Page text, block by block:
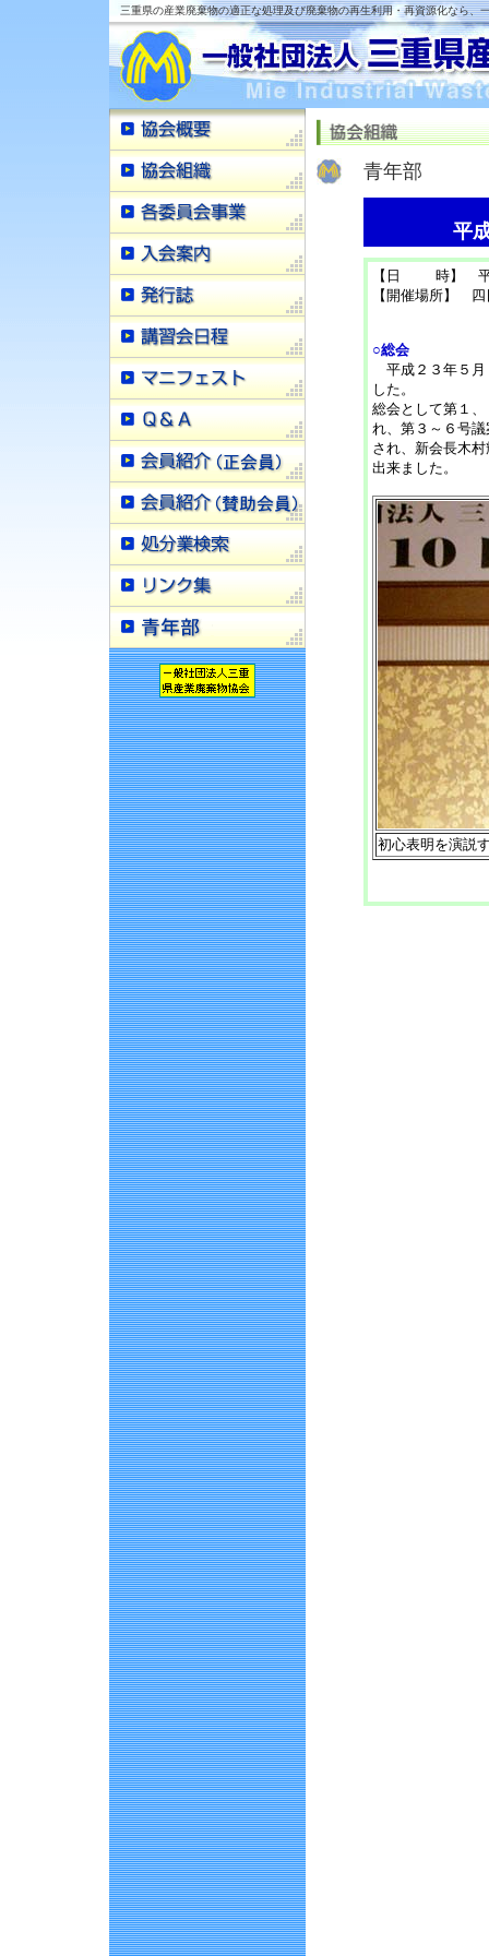
三重県の産業廃棄物の適正な処理及び廃棄物の再生利用・再資源化なら、
青年部
平
【日 時】 平
【開催場所】
○総会
平成２３年５月
した。
総会として第１
れ、第３～６号
され、新会長木
出来ました。
初心表明を演説